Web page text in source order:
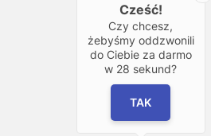
Cześć!
Czy chcesz,
żebyśmy oddzwonili
do Ciebie za darmo
w 28 sekund?
TAK